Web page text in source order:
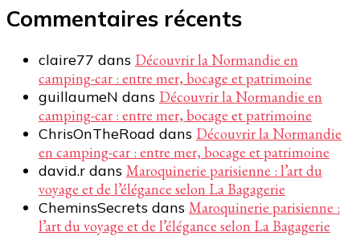
Commentaires récents
claire77 dans Découvrir la Normandie en
camping-car : entre mer, bocage et patrimoine
guillaumeN dans Découvrir la Normandie en
camping-car : entre mer, bocage et patrimoine
ChrisOnTheRoad dans Découvrir la Normandie
en camping-car : entre mer, bocage et patrimoine
david.r dans Maroquinerie parisienne : l’art du
voyage et de l’élégance selon La Bagagerie
CheminsSecrets dans Maroquinerie parisienne :
l’art du voyage et de l’élégance selon La Bagagerie